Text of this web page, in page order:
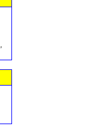
,